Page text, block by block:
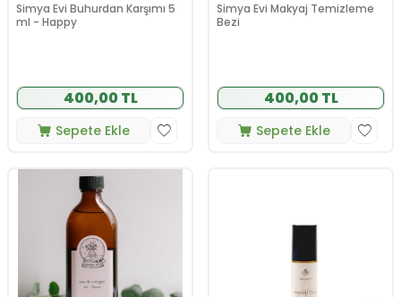
Simya Evi Buhurdan Karşımı 5
ml - Happy
400,00 TL
Sepete Ekle
Simya Evi Makyaj Temizleme
Bezi
400,00 TL
Sepete Ekle